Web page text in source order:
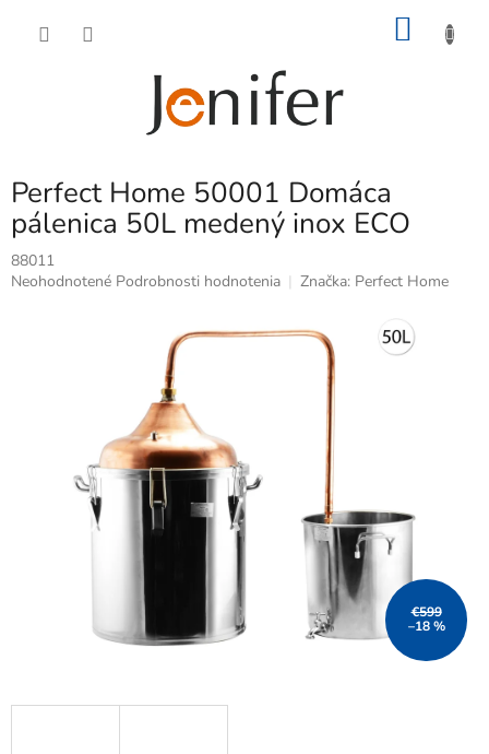
Perfect Home 50001 Domáca
pálenica 50L medený inox ECO
88011
Priemerné
Neohodnotené Podrobnosti hodnotenia Značka: Perfect Home
€599
–18 %